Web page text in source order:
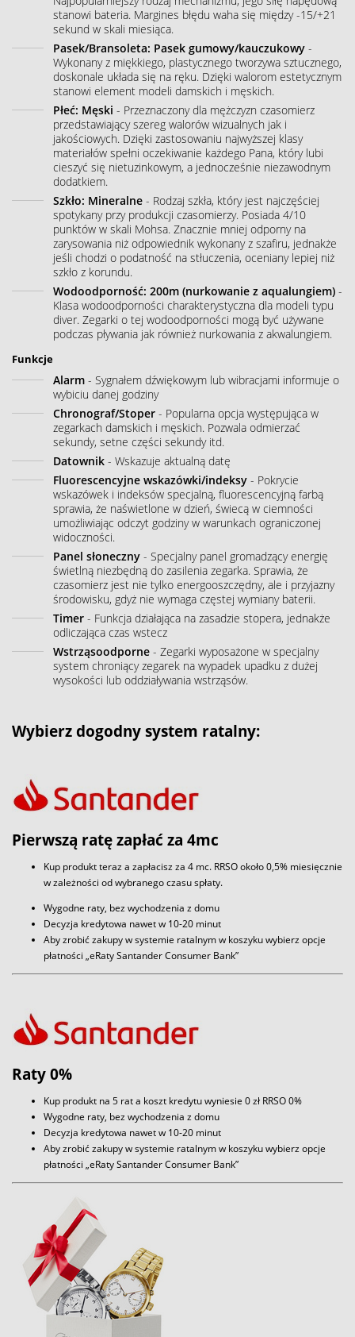
stanowi bateria. Margines błędu waha się między -15/+21
sekund w skali miesiąca.
Pasek/Bransoleta: Pasek gumowy/kauczukowy -
Wykonany z miękkiego, plastycznego tworzywa sztucznego,
doskonale układa się na ręku. Dzięki walorom estetycznym
stanowi element modeli damskich i męskich.
Płeć: Męski - Przeznaczony dla mężczyzn czasomierz
przedstawiający szereg walorów wizualnych jak i
jakościowych. Dzięki zastosowaniu najwyższej klasy
materiałów spełni oczekiwanie każdego Pana, który lubi
cieszyć się nietuzinkowym, a jednocześnie niezawodnym
dodatkiem.
Szkło: Mineralne - Rodzaj szkła, który jest najczęściej
spotykany przy produkcji czasomierzy. Posiada 4/10
punktów w skali Mohsa. Znacznie mniej odporny na
zarysowania niż odpowiednik wykonany z szafiru, jednakże
jeśli chodzi o podatność na stłuczenia, oceniany lepiej niż
szkło z korundu.
Wodoodporność: 200m (nurkowanie z aqualungiem) -
Klasa wodoodporności charakterystyczna dla modeli typu
diver. Zegarki o tej wodoodporności mogą być używane
podczas pływania jak również nurkowania z akwalungiem.
Funkcje
Alarm - Sygnałem dźwiękowym lub wibracjami informuje o
wybiciu danej godziny
Chronograf/Stoper - Popularna opcja występująca w
zegarkach damskich i męskich. Pozwala odmierzać
sekundy, setne części sekundy itd.
Datownik - Wskazuje aktualną datę
Fluorescencyjne wskazówki/indeksy - Pokrycie
wskazówek i indeksów specjalną, fluorescencyjną farbą
sprawia, że naświetlone w dzień, świecą w ciemności
umożliwiając odczyt godziny w warunkach ograniczonej
widoczności.
Panel słoneczny - Specjalny panel gromadzący energię
świetlną niezbędną do zasilenia zegarka. Sprawia, że
czasomierz jest nie tylko energooszczędny, ale i przyjazny
środowisku, gdyż nie wymaga częstej wymiany baterii.
Timer - Funkcja działająca na zasadzie stopera, jednakże
odliczająca czas wstecz
Wstrząsoodporne - Zegarki wyposażone w specjalny
system chroniący zegarek na wypadek upadku z dużej
wysokości lub oddziaływania wstrząsów.
Wybierz dogodny system ratalny:
Pierwszą ratę zapłać za 4mc
Kup produkt teraz a zapłacisz za 4 mc. RRSO około 0,5% miesięcznie
w zależności od wybranego czasu spłaty.
Wygodne raty, bez wychodzenia z domu
Decyzja kredytowa nawet w 10-20 minut
Aby zrobić zakupy w systemie ratalnym w koszyku wybierz opcje
płatności „eRaty Santander Consumer Bank”
Raty 0%
Kup produkt na 5 rat a koszt kredytu wyniesie 0 zł RRSO 0%
Wygodne raty, bez wychodzenia z domu
Decyzja kredytowa nawet w 10-20 minut
Aby zrobić zakupy w systemie ratalnym w koszyku wybierz opcje
płatności „eRaty Santander Consumer Bank”